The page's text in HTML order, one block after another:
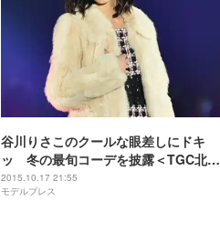
谷川りさこのクールな眼差しにドキ
ッ 冬の最旬コーデを披露＜TGC北九
州2015＞
2015.10.17 21:55
モデルプレス